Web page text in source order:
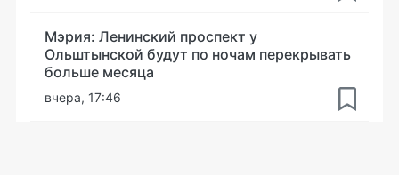
Мэрия: Ленинский проспект у
Ольштынской будут по ночам перекрывать
больше месяца
вчера, 17:46